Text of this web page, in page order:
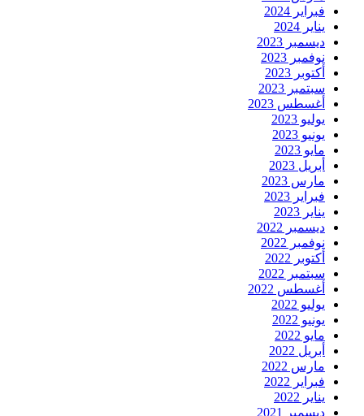
فبراير 2024
يناير 2024
ديسمبر 2023
نوفمبر 2023
أكتوبر 2023
سبتمبر 2023
أغسطس 2023
يوليو 2023
يونيو 2023
مايو 2023
أبريل 2023
مارس 2023
فبراير 2023
يناير 2023
ديسمبر 2022
نوفمبر 2022
أكتوبر 2022
سبتمبر 2022
أغسطس 2022
يوليو 2022
يونيو 2022
مايو 2022
أبريل 2022
مارس 2022
فبراير 2022
يناير 2022
ديسمبر 2021